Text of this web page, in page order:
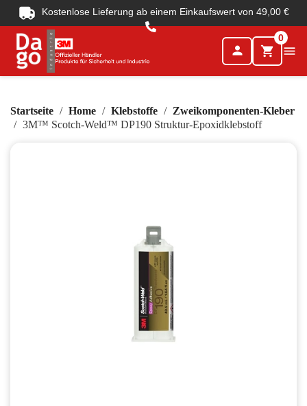
Kostenlose Lieferung ab einem Einkaufswert von 49,00 €
person shopping_cart
0

Startseite Home Klebstoffe
Zweikomponenten-Kleber
3M™ Scotch-Weld™ DP190 Struktur-Epoxidklebstoff